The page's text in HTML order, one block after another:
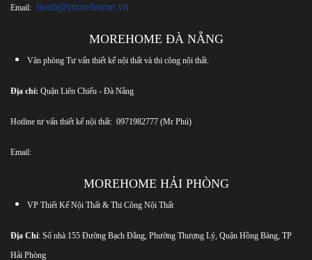
Email: hoan@morehome.vn
MOREHOME ĐÀ NẴNG
Văn phòng Tư vấn thiết kế nội thất và thi công nội thất.
Địa chỉ: Quận Liên Chiểu - Đà Nẵng
Hotline tư vấn thiết kế nội thất: 0971982777 (Mr Phú)
Email:
MOREHOME HẢI PHÒNG
VP Thiết Kế Nội Thất & Thi Công Nội Thất
Địa Chỉ: Số nhà 155 Đường Bạch Đằng, Phường Thượng Lý, Quận Hồng Bàng, TP
Hải Phòng